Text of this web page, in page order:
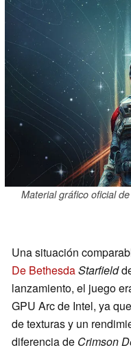
Material gráfico oficial
Una situación
De BethesdaStarfield
lanzamiento, el juego
GPU Arc de Intel, ya
de texturas y un
diferencia de Crimson